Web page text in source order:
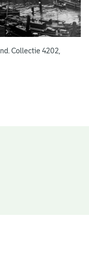
Collectie 4202,